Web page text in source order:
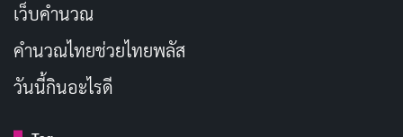
เว็บคํานวณ
คํานวณไทยช่วยไทยพลัส
วันนี้กินอะไรดี